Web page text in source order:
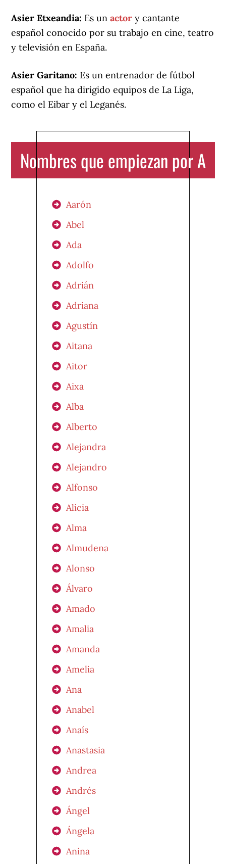
Asier Etxeandia: Es unactor y cantante
español conocido por su trabajo en cine, teatro
y televisión en España.
Asier Garitano: Es un entrenador de fútbol
español que ha dirigido equipos de La Liga,
como el Eibar y el Leganés.
Nombres que empiezan por A
Aarón
Abel
Ada
Adolfo
Adrián
Adriana
Agustín
Aitana
Aitor
Aixa
Alba
Alberto
Alejandra
Alejandro
Alfonso
Alicia
Alma
Almudena
Alonso
Álvaro
Amado
Amalia
Amanda
Amelia
Ana
Anabel
Anaís
Anastasia
Andrea
Andrés
Ángel
Ángela
Anina